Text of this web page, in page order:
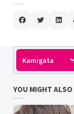
YOU MIGHT ALSO